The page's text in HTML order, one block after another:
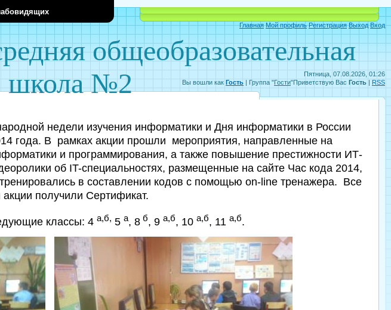
Пятница, 07.08.2026, 01:26
Вы вошли как Гость | Группа "Гости"Приветствую Вас Гость | RSS
общеобразовательная
школа №2
Главная Мой профиль Регистрация Выход Вход
Объявления Электронный дневник
недели изучения информатики и Дня информатики в России
В рамках акции прошли мероприятия, направленные на
и программирования, а также повышение престижности ИТ-
об IT-специальностях, размещенные на сайте Час кода 2014,
в составлении кодов с помощью on-line тренажера. Все
акции получили Сертификат.
классы: 4 а,б, 5 а, 8 б, 9 а,б, 10 а,б, 11 а,б.